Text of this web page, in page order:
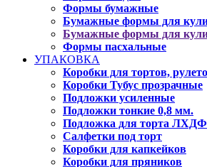
Формы бумажные
Бумажные формы для
Бумажные формы для
Формы пасхальные
УПАКОВКА
Коробки для тортов,
Коробки Тубус прозрачные
Подложки усиленные
Подложки тонкие 0,8 мм.
Подложка для торта ЛХДФ
Салфетки под торт
Коробки для капкейков
Коробки для пряников